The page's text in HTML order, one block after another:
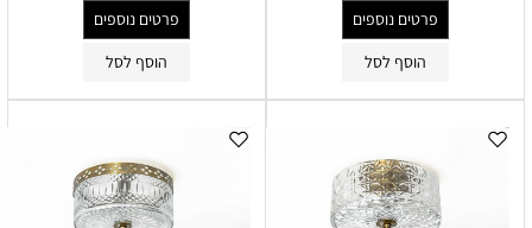
פרטים נוספים
הוסף לסל
פרטים נוספים
הוסף לסל